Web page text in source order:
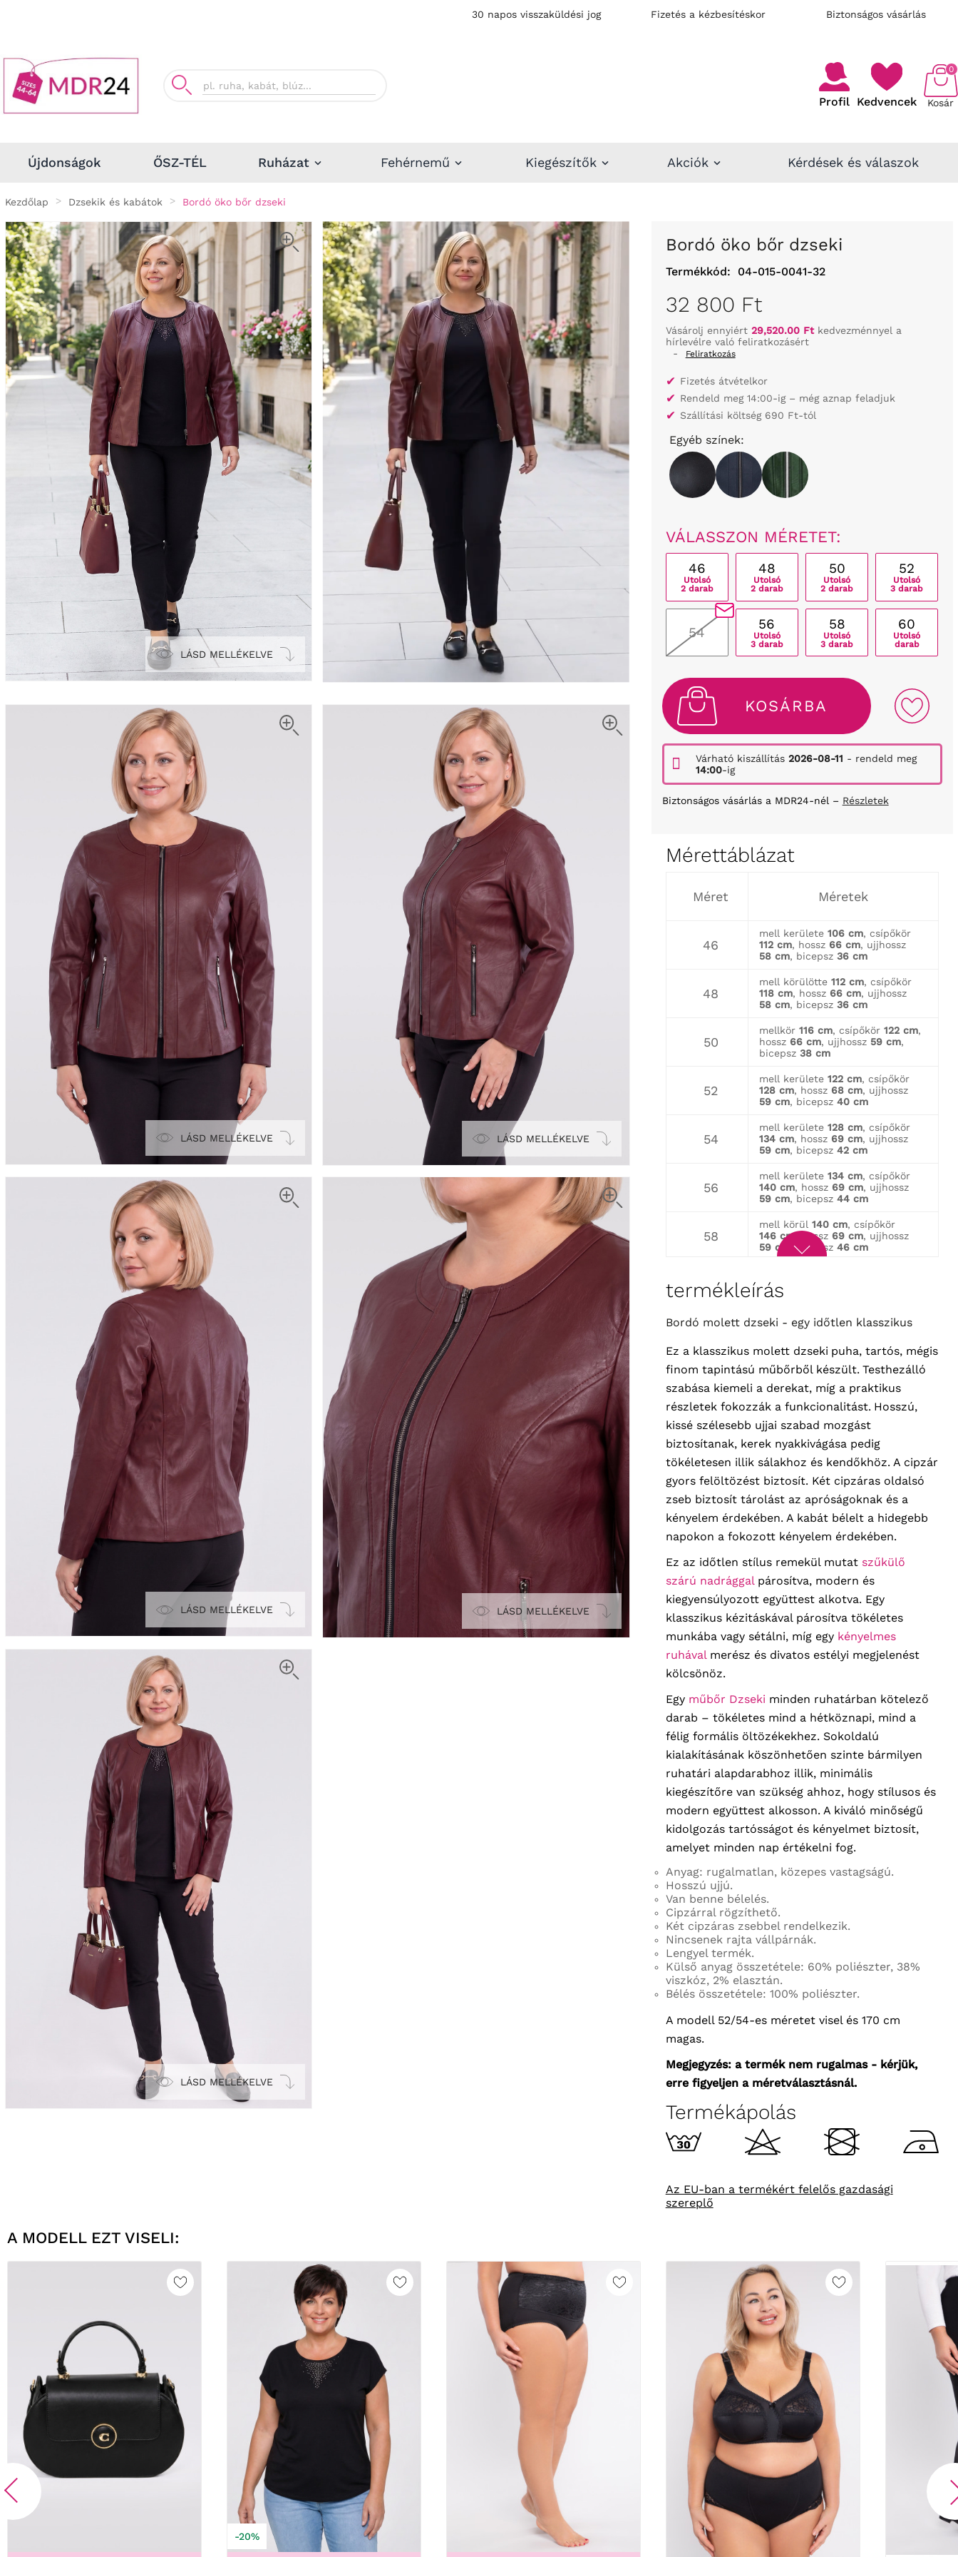
30 napos visszaküldési jog Fizetés a kézbesítéskor Biztonságos vásárlás
Profil Kedvencek Kosár
0
Újdonságok ŐSZ-TÉL Ruházat Fehérnemű Kiegészítők Akciók Kérdések és válaszok
Kezdőlap Dzsekik és kabátok Bordó öko bőr dzseki
LÁSD MELLÉKELVE
LÁSD MELLÉKELVE LÁSD MELLÉKELVE
LÁSD MELLÉKELVE LÁSD MELLÉKELVE
LÁSD MELLÉKELVE
Bordó öko bőr dzseki
Termékkód: 04-015-0041-32
32 800 Ft
Vásárolj ennyiért 29,520.00 Ftkedvezménnyel a
hírlevélre való feliratkozásért
-
Feliratkozás
✔ Fizetés átvételkor
✔ Rendeld meg 14:00-ig – még aznap feladjuk
✔ Szállítási költség 690 Ft-tól
Egyéb színek:
VÁLASSZON MÉRETET:
46
Utolsó
2 darab
48
Utolsó
2 darab
50
Utolsó
2 darab
52
Utolsó
3 darab
54
56
Utolsó
3 darab
58
Utolsó
3 darab
60
Utolsó
darab
KOSÁRBA
Várható kiszállítás 2026-08-11 - rendeld meg
14:00-ig
Biztonságos vásárlás a MDR24-nél – Részletek
Mérettáblázat
Méret Méretek
46
mell kerülete 106 cm, csípőkör
112 cm, hossz 66 cm, ujjhossz
58 cm, bicepsz 36 cm
48
mell körülötte 112 cm, csípőkör
118 cm, hossz 66 cm, ujjhossz
58 cm, bicepsz 36 cm
50
mellkör 116 cm, csípőkör 122 cm,
hossz 66 cm, ujjhossz 59 cm,
bicepsz 38 cm
52
mell kerülete 122 cm, csípőkör
128 cm, hossz 68 cm, ujjhossz
59 cm, bicepsz 40 cm
54
mell kerülete 128 cm, csípőkör
134 cm, hossz 69 cm, ujjhossz
59 cm, bicepsz 42 cm
56
mell kerülete 134 cm, csípőkör
140 cm, hossz 69 cm, ujjhossz
59 cm, bicepsz 44 cm
58
mell körül 140 cm, csípőkör
146 cm, hossz 69 cm, ujjhossz
59 cm
, bicepsz 46 cm
60
hossz
bicepsz
termékleírás
Bordó molett dzseki - egy időtlen klasszikus
Ez a klasszikus molett dzseki puha, tartós, mégis
finom tapintású műbőrből készült. Testhezálló
szabása kiemeli a derekat, míg a praktikus
részletek fokozzák a funkcionalitást. Hosszú,
kissé szélesebb ujjai szabad mozgást
biztosítanak, kerek nyakkivágása pedig
tökéletesen illik sálakhoz és kendőkhöz. A cipzár
gyors felöltözést biztosít. Két cipzáras oldalsó
zseb biztosít tárolást az apróságoknak és a
kényelem érdekében. A kabát bélelt a hidegebb
napokon a fokozott kényelem érdekében.
Ez az időtlen stílus remekül mutat szűkülő
szárú nadrággalpárosítva, modern és
kiegyensúlyozott együttest alkotva. Egy
klasszikus kézitáskával párosítva tökéletes
munkába vagy sétálni, míg egy kényelmes
ruhávalmerész és divatos estélyi megjelenést
kölcsönöz.
Egy műbőr Dzseki minden ruhatárban kötelező
darab – tökéletes mind a hétköznapi, mind a
félig formális öltözékekhez. Sokoldalú
kialakításának köszönhetően szinte bármilyen
ruhatári alapdarabhoz illik, minimális
kiegészítőre van szükség ahhoz, hogy stílusos és
modern együttest alkosson. A kiváló minőségű
kidolgozás tartósságot és kényelmet biztosít,
amelyet minden nap értékelni fog.
Anyag: rugalmatlan, közepes vastagságú.
Hosszú ujjú.
Van benne bélelés.
Cipzárral rögzíthető.
Két cipzáras zsebbel rendelkezik.
Nincsenek rajta vállpárnák.
Lengyel termék.
Külső anyag összetétele: 60% poliészter, 38%
viszkóz, 2% elasztán.
Bélés összetétele: 100% poliészter.
A modell 52/54-es méretet visel és 170 cm
magas.
Megjegyzés: a termék nem rugalmas - kérjük,
erre figyeljen a méretválasztásnál.
Termékápolás
Az EU-ban a termékért felelős gazdasági
szereplő
A MODELL EZT VISELI:
-20%